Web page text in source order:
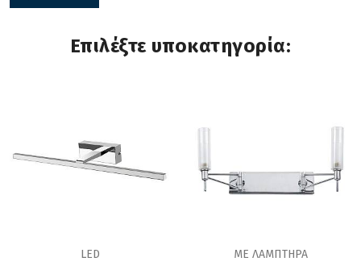
Επιλέξτε υποκατηγορία:
LED ΜΕ ΛΑΜΠΤΗΡΑ